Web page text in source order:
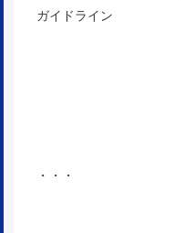
ガイドライン
・・・